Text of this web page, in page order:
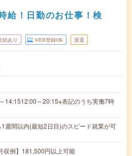
給！日勤のお仕事！検
給あり WEB登録OK 派遣
14:1512:00～20:15※表記のうち実働7時
週間以内(最短2日目)のスピード就業が可
例】181,500円以上可能